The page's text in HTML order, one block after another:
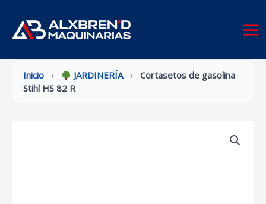
contenido
Inicio › JARDINERÍA ›
Cortasetos de gasolina
Stihl HS 82 R